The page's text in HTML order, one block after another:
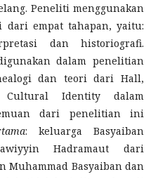
Peneliti menggunakan
empat tahapan, yaitu:
dan historiografi.
dalam penelitian
dan teori dari Hall,
Cultural Identity dalam
dari penelitian ini
: keluarga Basyaiban
Hadramaut dari
Muhammad Basyaiban dan